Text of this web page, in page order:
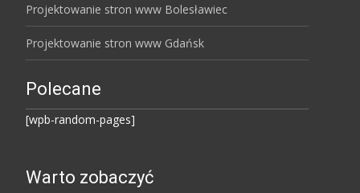
Projektowanie stron www Bolesławiec
Projektowanie stron www Gdańsk
Polecane
[wpb-random-pages]
Warto zobaczyć